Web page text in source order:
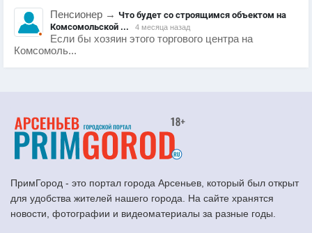
Пенсионер → Что будет со строящимся объектом на
Комсомольской ...
4 месяца назад
Если бы хозяин этого торгового центра на
Комсомоль...
ПримГород - это портал города Арсеньев, который был открыт
для удобства жителей нашего города. На сайте хранятся
новости, фотографии и видеоматериалы за разные годы.